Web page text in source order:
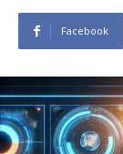
Facebook